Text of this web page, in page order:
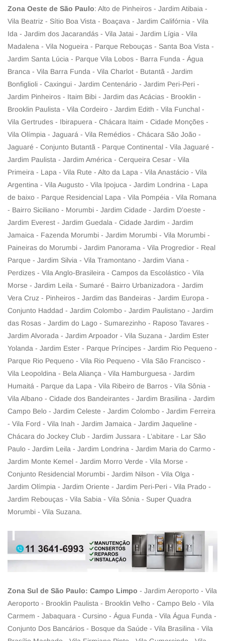
Zona Oeste de São Paulo: Alto de Pinheiros - Jardim Atibaia -
Vila Beatriz - Sítio Boa Vista - Boaçava - Jardim Califórnia - Vila
Ida - Jardim dos Jacarandás - Vila Jatai - Jardim Lígia - Vila
Madalena - Vila Nogueira - Parque Rebouças - Santa Boa Vista -
Jardim Santa Lúcia - Parque Vila Lobos - Barra Funda - Água
Branca - Vila Barra Funda - Vila Charlot - Butantã - Jardim
Bonfiglioli - Caxingui - Jardim Centenário - Jardim Peri-Peri -
Jardim Pinheiros - Itaim Bibi - Jardim das Acácias - Brooklin -
Brooklin Paulista - Vila Cordeiro - Jardim Edith - Vila Funchal -
Vila Gertrudes - Ibirapuera - Chácara Itaim - Cidade Monções -
Vila Olímpia - Jaguará - Vila Remédios - Chácara São João -
Jaguaré - Conjunto Butantã - Parque Continental - Vila Jaguaré -
Jardim Paulista - Jardim América - Cerqueira Cesar - Vila
Primeira - Lapa - Vila Rute - Alto da Lapa - Vila Anastácio - Vila
Argentina - Vila Augusto - Vila Ipojuca - Jardim Londrina - Lapa
de baixo - Parque Residencial Lapa - Vila Pompéia - Vila Romana
- Bairro Siciliano - Morumbi - Jardim Cidade - Jardim D’oeste -
Jardim Everest - Jardim Guedala - Cidade Jardim - Jardim
Jamaica - Fazenda Morumbi - Jardim Morumbi - Vila Morumbi -
Paineiras do Morumbi - Jardim Panorama - Vila Progredior - Real
Parque - Jardim Silvia - Vila Tramontano - Jardim Viana -
Perdizes - Vila Anglo-Brasileira - Campos da Escolástico - Vila
Morse - Jardim Leila - Sumaré - Bairro Urbanizadora - Jardim
Vera Cruz - Pinheiros - Jardim das Bandeiras - Jardim Europa -
Conjunto Haddad - Jardim Colombo - Jardim Paulistano - Jardim
das Rosas - Jardim do Lago - Sumarezinho - Raposo Tavares -
Jardim Alvorada - Jardim Arpoador - Vila Suzana - Jardim Ester
Yolanda - Jardim Ester - Parque Príncipes - Jardim Rio Pequeno -
Parque Rio Pequeno - Vila Rio Pequeno - Vila São Francisco -
Vila Leopoldina - Bela Aliança - Vila Hamburguesa - Jardim
Humaitá - Parque da Lapa - Vila Ribeiro de Barros - Vila Sônia -
Vila Albano - Cidade dos Bandeirantes - Jardim Brasilina - Jardim
Campo Belo - Jardim Celeste - Jardim Colombo - Jardim Ferreira
- Vila Ford - Vila Inah - Jardim Jamaica - Jardim Jaqueline -
Chácara do Jockey Club - Jardim Jussara - L’abitare - Lar São
Paulo - Jardim Leila - Jardim Londrina - Jardim Maria do Carmo -
Jardim Monte Kemel - Jardim Morro Verde - Vila Morse -
Conjunto Residencial Morumbi - Jardim Nilson - Vila Olga -
Jardim Olímpia - Jardim Oriente - Jardim Peri-Peri - Vila Prado -
Jardim Rebouças - Vila Sabia - Vila Sônia - Super Quadra
Morumbi - Vila Suzana.
Zona Sul de São Paulo: Campo Limpo - Jardim Aeroporto - Vila
Aeroporto - Brooklin Paulista - Brooklin Velho - Campo Belo - Vila
Carmem - Jabaquara - Cursino - Água Funda - Vila Água Funda -
Conjunto Dos Bancários - Bosque da Saúde - Vila Brasilina - Vila